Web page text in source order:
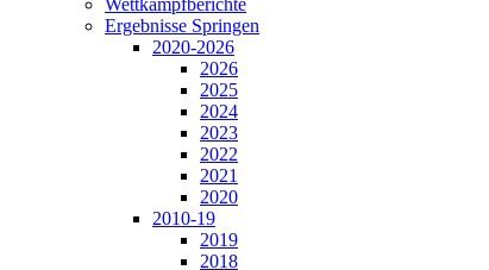
Wettkampfberichte
Ergebnisse Springen
2020-2026
2026
2025
2024
2023
2022
2021
2020
2010-19
2019
2018